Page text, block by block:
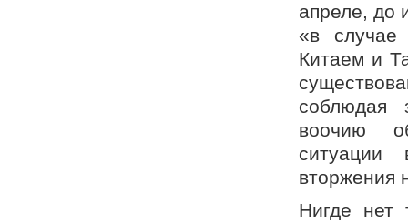
апреле, до
«в случае
Китаем и
соблюдая
воочию
ситуации
вторжения
Нигде нет